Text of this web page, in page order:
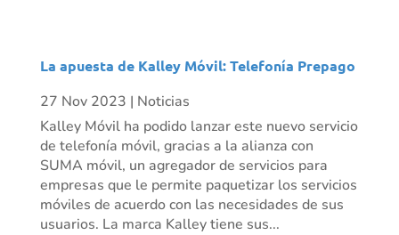
La apuesta de Kalley Móvil: Telefonía Prepago
27 Nov 2023 | Noticias
Kalley Móvil ha podido lanzar este nuevo servicio
de telefonía móvil, gracias a la alianza con
SUMA móvil, un agregador de servicios para
empresas que le permite paquetizar los servicios
móviles de acuerdo con las necesidades de sus
usuarios. La marca Kalley tiene sus...